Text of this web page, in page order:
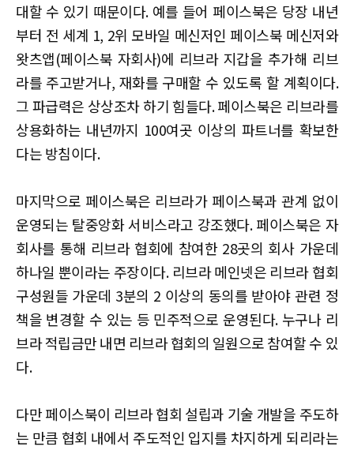
대할 수 있기 때문이다. 예를 들어 페이스북은 당장 내년
부터 전 세계 1, 2위 모바일 메신저인 페이스북 메신저와
왓츠앱(페이스북 자회사)에 리브라 지갑을 추가해 리브
라를 주고받거나, 재화를 구매할 수 있도록 할 계획이다.
그 파급력은 상상조차 하기 힘들다. 페이스북은 리브라를
상용화하는 내년까지 100여곳 이상의 파트너를 확보한
다는 방침이다.
마지막으로 페이스북은 리브라가 페이스북과 관계 없이
운영되는 탈중앙화 서비스라고 강조했다. 페이스북은 자
회사를 통해 리브라 협회에 참여한 28곳의 회사 가운데
하나일 뿐이라는 주장이다. 리브라 메인넷은 리브라 협회
구성원들 가운데 3분의 2 이상의 동의를 받아야 관련 정
책을 변경할 수 있는 등 민주적으로 운영된다. 누구나 리
브라 적립금만 내면 리브라 협회의 일원으로 참여할 수 있
다.
다만 페이스북이 리브라 협회 설립과 기술 개발을 주도하
는 만큼 협회 내에서 주도적인 입지를 차지하게 되리라는